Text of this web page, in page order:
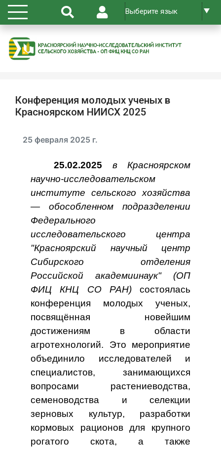
Конференция молодых ученых в
Красноярском НИИСХ 2025
25 февраля 2025 г.
25.02.2025
в Красноярском
научно-исследовательском
институте сельского хозяйства
— обособленном подразделении
Федерального
исследовательского центра
"Красноярский научный центр
Сибирского отделения
Российской академиинаук" (ОП
ФИЦ КНЦ СО РАН)состоялась
конференция молодых ученых,
посвящённая новейшим
достижениям в области
агротехнологий. Это мероприятие
объединило исследователей и
специалистов, занимающихся
вопросами растениеводства,
семеноводства и селекции
зерновых культур, разработки
кормовых рационов для крупного
рогатого скота, а также